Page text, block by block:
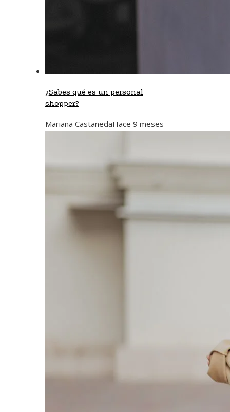
¿Sabes qué es un personal
shopper?
Mariana CastañedaHace 9 meses